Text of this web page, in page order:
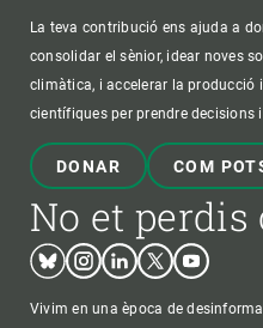
La teva contribució ens ajuda a
consolidar el sènior, idear noves
climàtica, i accelerar la producció
científiques per prendre decisions
DONAR COM
No et
BlueskyInstagram
LinkedinTwitterYoutube
Vivim en una època de